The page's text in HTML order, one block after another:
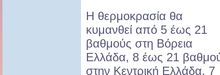
Η θερμοκρασία θα
κυμανθεί από 5 έως 21
βαθμούς στη Βόρεια
Ελλάδα, 8 έως 21
στην Κεντρική Ελλάδα, 7